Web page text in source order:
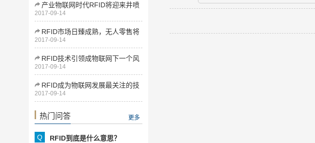
产业物联网时代RFID将迎来井喷
式发展
2017-09-14
RFID市场日臻成熟，无人零售将
为下一增长点
2017-09-14
RFID技术引领成物联网下一个风
口
2017-09-14
RFID成为物联网发展最关注的技
术
2017-09-14
热门问答 更多
Q RFID到底是什么意思？